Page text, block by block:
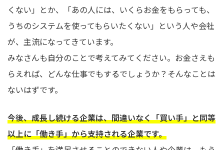
くない」とか、「あの人には、いくらお金をもらっても、
うちのシステムを使ってもらいたくない」という人や会社
が、主流になってきています。
みなさんも自分のことで考えてみてください。お金さえも
らえれば、どんな仕事でもするでしょうか？そんなことは
ないはずです。
今後、成長し続ける企業は、間違いなく「買い手」と同等
以上に「働き手」から支持される企業です。